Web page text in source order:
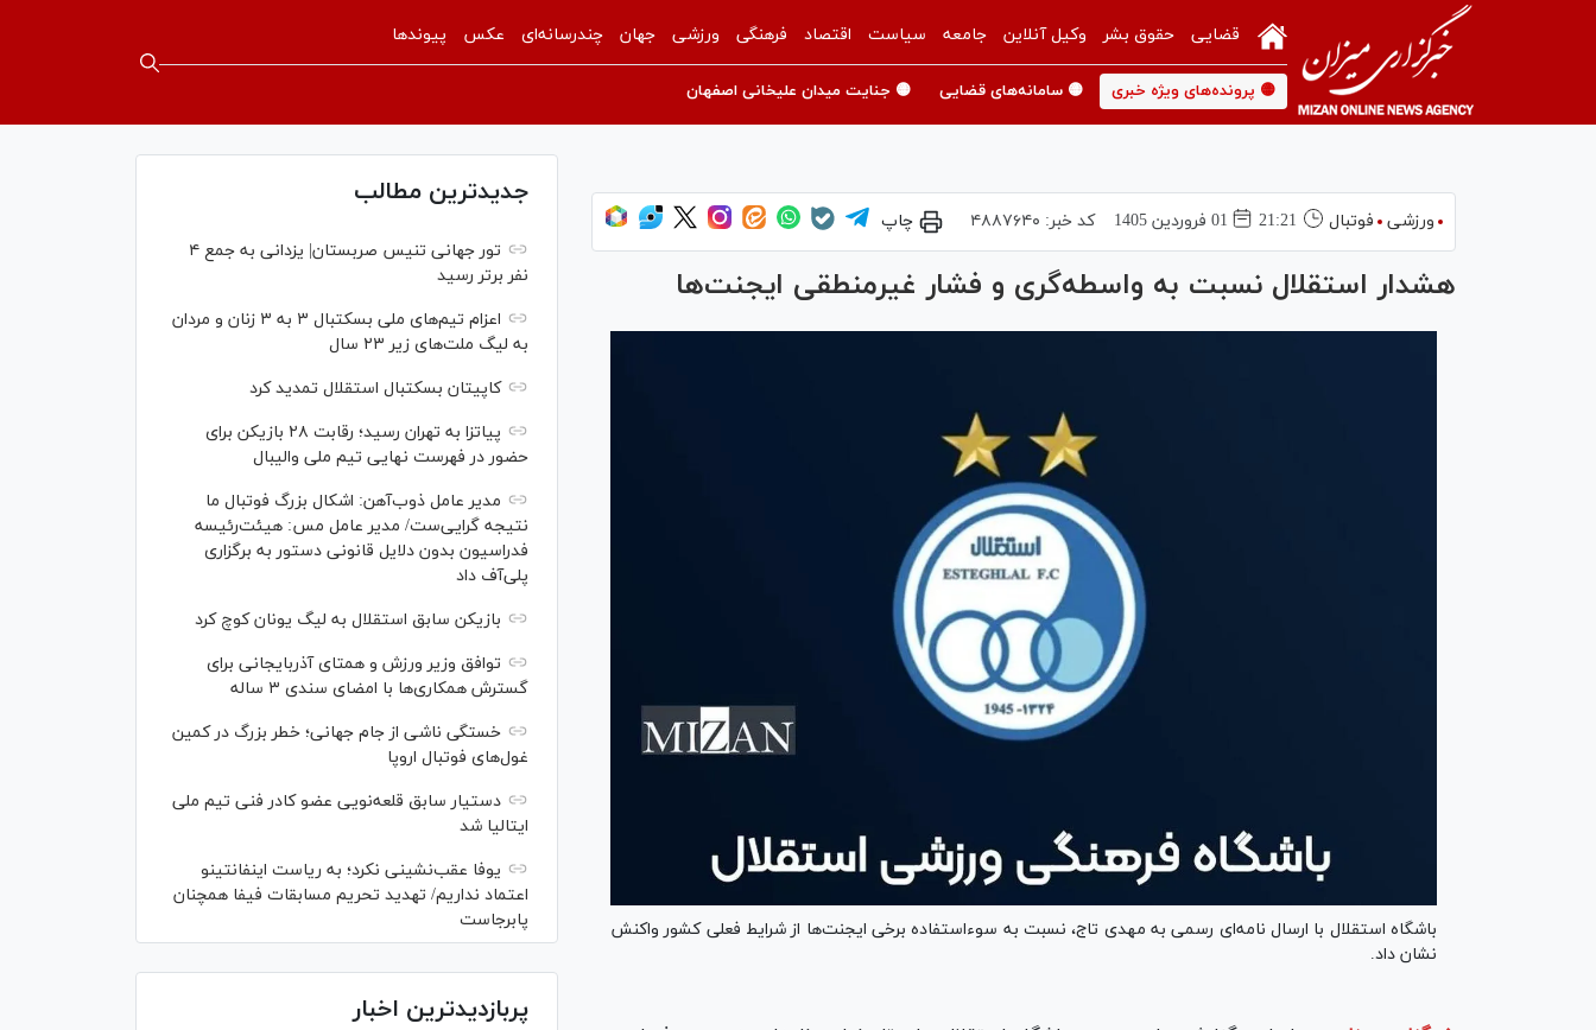
قضایی حقوق بشر وکیل آنلاین جامعه سیاست اقتصاد فرهنگی ورزشی جهان چندرسانه‌ای عکس پیوندها
🟡 پرونده‌های ویژه خبری 🟡 سامانه‌های قضایی 🟡 جنایت میدان علیخانی اصفهان
ورزشی فوتبال 21:21 01 فروردين 1405 کد خبر: ۴۸۸۷۶۴۰ چاپ
هشدار استقلال نسبت به واسطه‌گری و فشار غیرمنطقی ایجنت‌ها
باشگاه استقلال با ارسال نامه‌ای رسمی به مهدی تاج، نسبت به سوءاستفاده برخی ایجنت‌ها از شرایط فعلی کشور واکنش
نشان داد.
جدیدترین مطالب
تور جهانی تنیس صربستان| یزدانی به جمع ۴
نفر برتر رسید
اعزام تیم‌های ملی بسکتبال ۳ به ۳ زنان و مردان
به لیگ ملت‌های زیر ۲۳ سال
کاپیتان بسکتبال استقلال تمدید کرد
پیاتزا به تهران رسید؛ رقابت ۲۸ بازیکن برای
حضور در فهرست نهایی تیم ملی والیبال
مدیر عامل ذوب‌آهن: اشکال بزرگ فوتبال ما
نتیجه گرایی‌ست/ مدیر عامل مس: هیئت‌رئیسه
فدراسیون بدون دلایل قانونی دستور به برگزاری
پلی‌آف داد
بازیکن سابق استقلال به لیگ یونان کوچ کرد
توافق وزیر ورزش و همتای آذربایجانی برای
گسترش همکاری‌ها با امضای سندی ۳ ساله
خستگی ناشی از جام جهانی؛ خطر بزرگ در کمین
غول‌های فوتبال اروپا
دستیار سابق قلعه‌نویی عضو کادر فنی تیم ملی
ایتالیا شد
یوفا عقب‌نشینی نکرد؛ به ریاست اینفانتینو
اعتماد نداریم/ تهدید تحریم مسابقات فیفا همچنان
پابرجاست
پربازدیدترین اخبار